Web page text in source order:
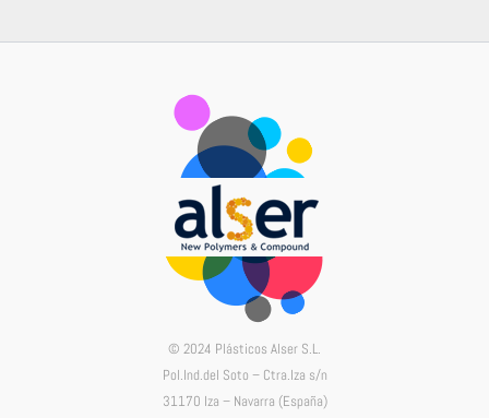
© 2024 Plásticos Alser S.L.
Pol.Ind.del Soto – Ctra.Iza s/n
31170 Iza – Navarra (España)